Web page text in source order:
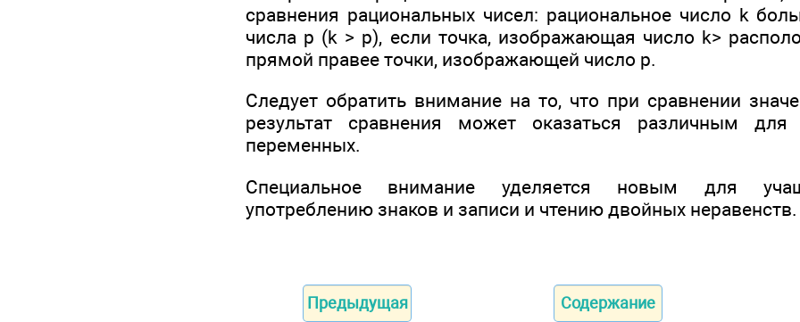
сравнения рациональных чисел: рациональное число k
числа р (k > р), если точка, изображающая число k>
прямой правее точки, изображающей число р.
Следует обратить внимание на то, что при сравнении
результат сравнения может оказаться различным для
переменных.
Специальное внимание уделяется новым для
употреблению знаков и записи и чтению двойных неравенств.
Предыдущая Содержание